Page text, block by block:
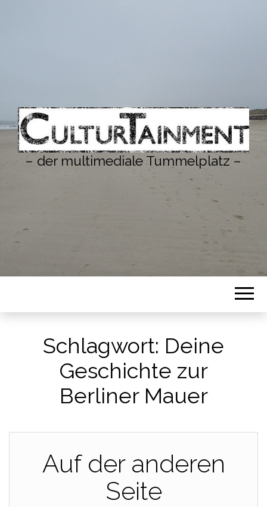
– der multimediale Tummelplatz –
Schlagwort: Deine
Geschichte zur
Berliner Mauer
Auf der anderen
Seite